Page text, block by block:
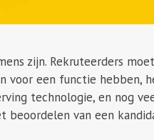
zijn. Rekruteerders
voor een functie hebben,
technologie, en nog
van een